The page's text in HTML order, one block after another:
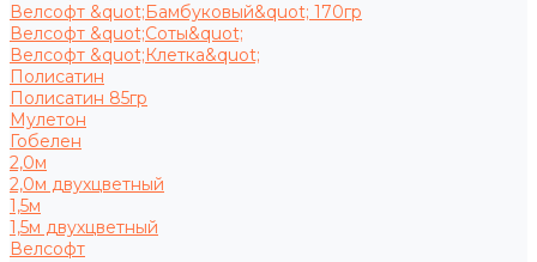
Велсофт &quot;Бамбуковый&quot; 170гр
Велсофт &quot;Соты&quot;
Велсофт &quot;Клетка&quot;
Полисатин
Полисатин 85гр
Мулетон
Гобелен
2,0м
2,0м двухцветный
1,5м
1,5м двухцветный
Велсофт